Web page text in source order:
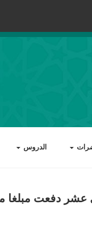
الدروس
عشر دفعت مبلغا